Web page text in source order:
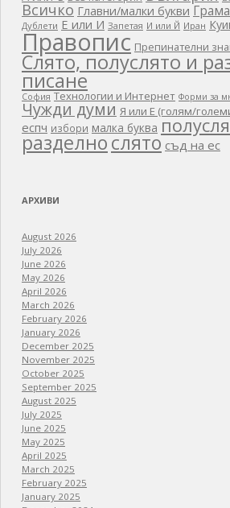
Всичко Главни/малки букви
Дублети Е или И Запетая И или Й Иран
Правопис Препинателни
Слято, полуслято и
писане
София Технологии и Интернет Форми за
Чужди думи Я или Е (голям/
еспч избори малка буква
разделнослято съд на ес
АРХИВИ
August 2026
July 2026
June 2026
May 2026
April 2026
March 2026
February 2026
January 2026
December 2025
November 2025
October 2025
September 2025
August 2025
July 2025
June 2025
May 2025
April 2025
March 2025
February 2025
January 2025